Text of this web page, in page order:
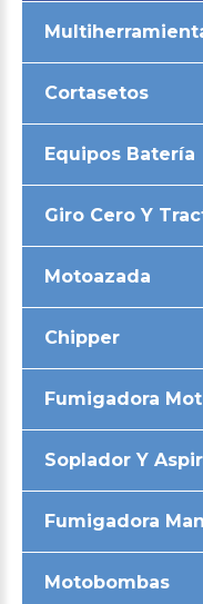
Cortasetos
Equipos Batería
Giro Cero Y
Motoazada
Chipper
Fumigadora
Soplador Y
Fumigadora
Motobombas